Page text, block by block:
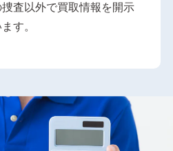
査以外で買取情報を開示
す。